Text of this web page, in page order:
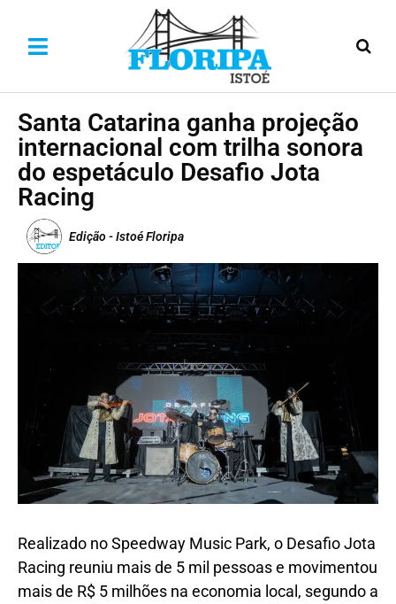
Santa Catarina ganha projeção
internacional com trilha sonora
do espetáculo Desafio Jota
Racing
Edição - Istoé Floripa
Realizado no Speedway Music Park, o Desafio Jota
Racing reuniu mais de 5 mil pessoas e movimentou
mais de R$ 5 milhões na economia local, segundo a